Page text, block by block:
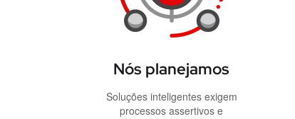
Nós planejamos
Soluções inteligentes exigem
processos assertivos e